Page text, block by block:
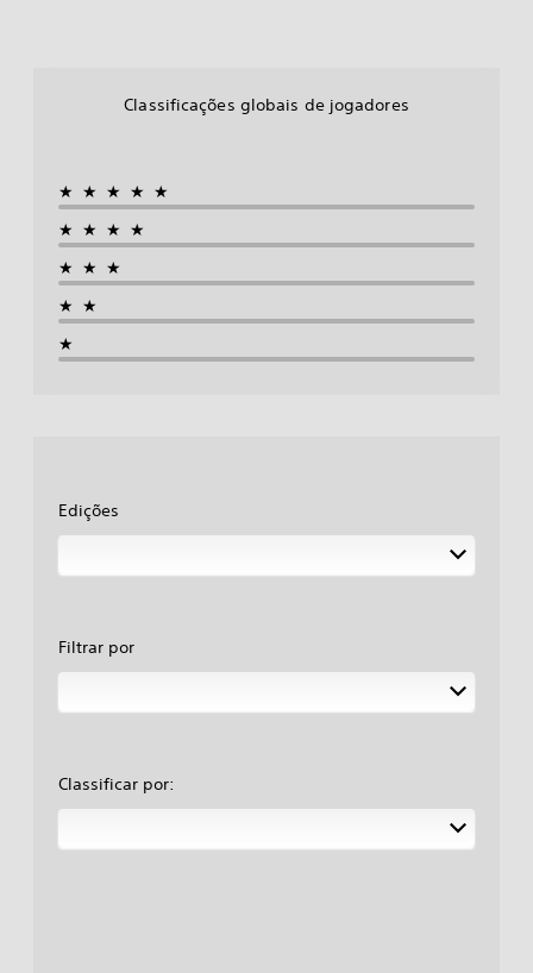
Classificações globais de jogadores
★★★★★
★★★★
★★★
★★
★
Edições
Filtrar por
Classificar por: